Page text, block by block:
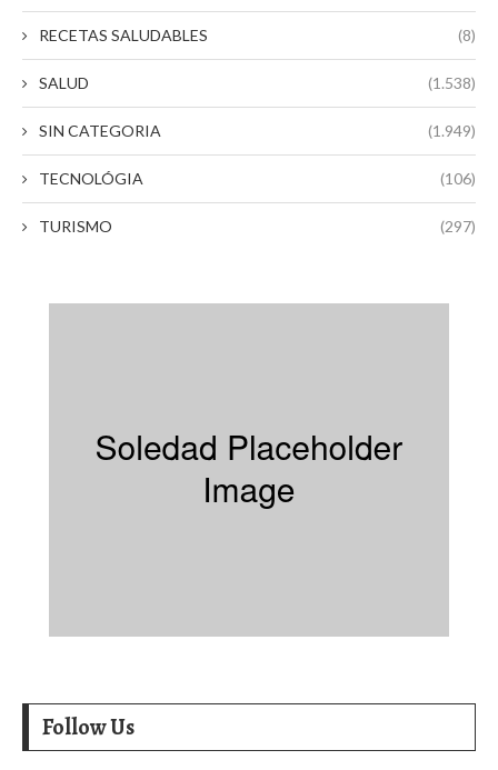
RECETAS SALUDABLES (8)
SALUD (1.538)
SIN CATEGORIA (1.949)
TECNOLÓGIA (106)
TURISMO (297)
Follow Us